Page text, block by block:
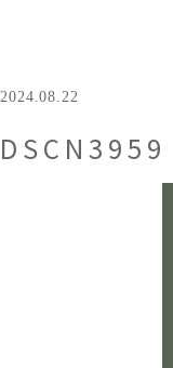
2024.08.22
DSCN3959